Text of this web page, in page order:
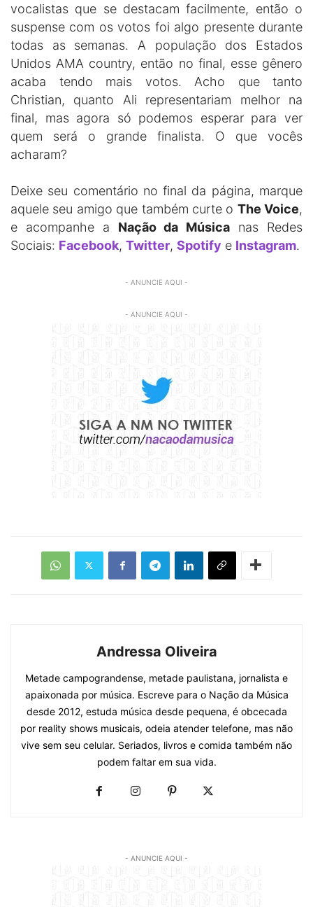
vocalistas que se destacam facilmente, então o
suspense com os votos foi algo presente durante
todas as semanas. A população dos Estados
Unidos AMA country, então no final, esse gênero
acaba tendo mais votos. Acho que tanto
Christian, quanto Ali representariam melhor na
final, mas agora só podemos esperar para ver
quem será o grande finalista. O que vocês
acharam?
Deixe seu comentário no final da página, marque
aquele seu amigo que também curte o The Voice,
e acompanhe a Nação da Música nas Redes
Sociais: Facebook, Twitter, Spotify e Instagram.
- ANUNCIE AQUI -
- ANUNCIE AQUI -
Andressa Oliveira
Metade campograndense, metade paulistana, jornalista e
apaixonada por música. Escreve para o Nação da Música
desde 2012, estuda música desde pequena, é obcecada
por reality shows musicais, odeia atender telefone, mas não
vive sem seu celular. Seriados, livros e comida também não
podem faltar em sua vida.
- ANUNCIE AQUI -